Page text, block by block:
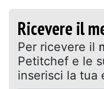
Ricevere il
Per ricevere il
Petitchef e le
inserisci la tua